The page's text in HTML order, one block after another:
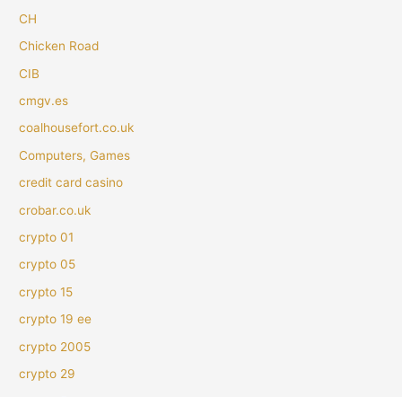
CH
Chicken Road
CIB
cmgv.es
coalhousefort.co.uk
Computers, Games
credit card casino
crobar.co.uk
crypto 01
crypto 05
crypto 15
crypto 19 ee
crypto 2005
crypto 29